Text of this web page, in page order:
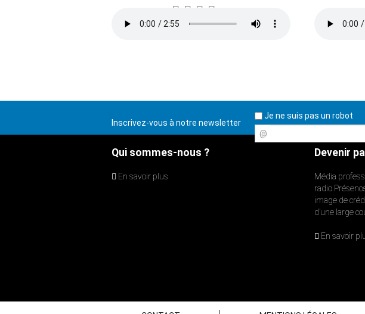
Inscrivez-vous à notre newsletter
Je ne suis pas un robot
@
Qui sommes-nous ?
En savoir plus
Devenir
Média
radio
image de
d’une large
En savoir